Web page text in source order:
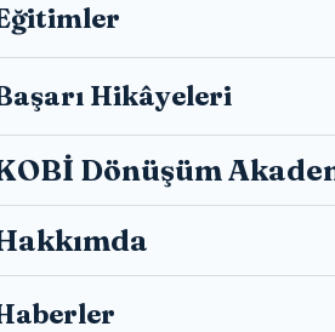
Hikâyeleri
Dönüşüm